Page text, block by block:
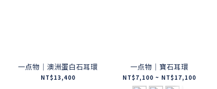
一点物｜澳洲蛋白石耳環
NT$13,400
一点物｜寶石耳環
NT$7,100 ~ NT$17,100